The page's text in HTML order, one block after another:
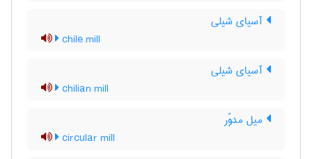
آسیای شیلی
chile mill
آسیای شیلی
chilian mill
میل مدوّر
circular mill